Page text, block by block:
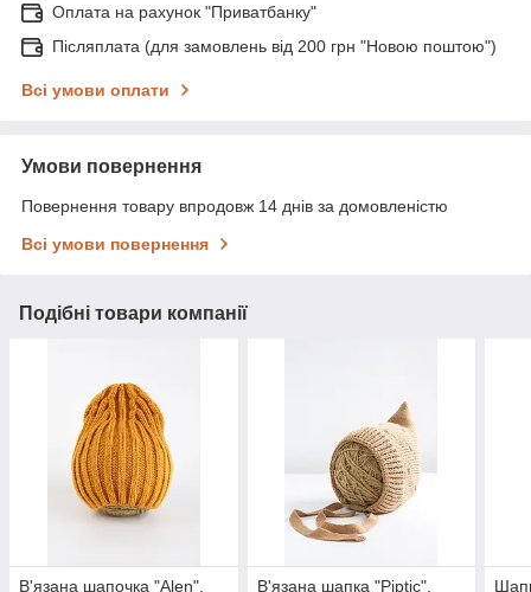
Оплата на рахунок "Приватбанку"
Післяплата (для замовлень від 200 грн "Новою поштою")
Всі умови оплати
Умови повернення
Повернення товару впродовж 14 днів за домовленістю
Всі умови повернення
Подібні товари компанії
В'язана шапочка "Alen",
В'язана шапка "Piptic",